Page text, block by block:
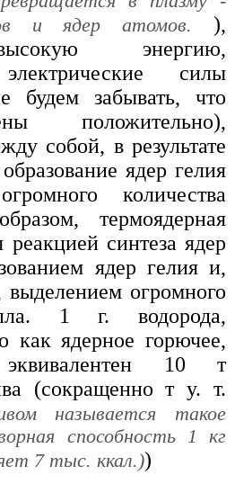
и ядер атомов. ),
энергию,
силы
будем забывать, что
положительно),
собой, в результате
ядер гелия
количества
термоядерная
реакцией синтеза ядер
ядер гелия и,
выделением огромного
1 г. водорода,
как ядерное горючее,
эквивалентен 10 т
(сокращенно т у. т.
называется такое
способность 1 кг
7 тыс. ккал.))